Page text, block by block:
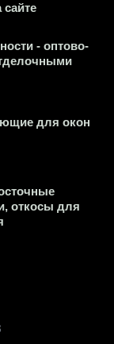
Магазин "Армада"  приветствует вас на сайте
- оптово-
для окон
откосы для